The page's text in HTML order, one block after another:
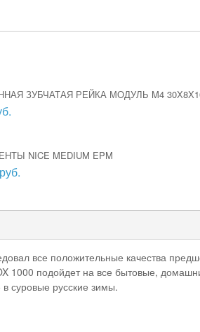
ЗУБЧАТАЯ РЕЙКА МОДУЛЬ M4
NICE MEDIUM EPM
все положительные качества
1000 подойдет на все бытовые,
суровые русские зимы.